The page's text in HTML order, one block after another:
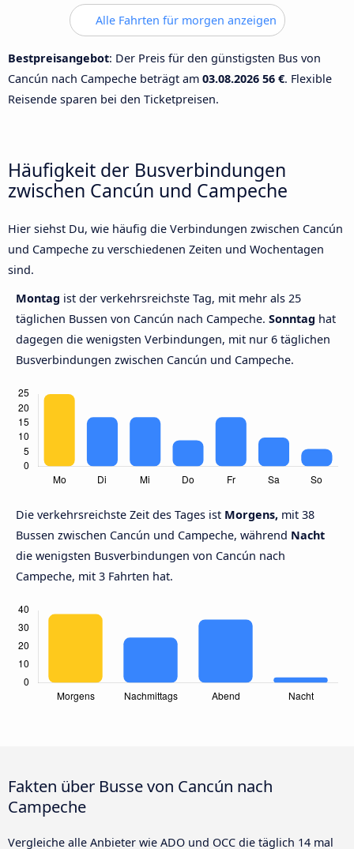
Alle Fahrten für morgen anzeigen
Bestpreisangebot: Der Preis für den günstigsten Bus von
Cancún nach Campeche beträgt am 03.08.2026 56 €. Flexible
Reisende sparen bei den Ticketpreisen.
Häufigkeit der Busverbindungen
zwischen Cancún und Campeche
Hier siehst Du, wie häufig die Verbindungen zwischen Cancún
und Campeche zu verschiedenen Zeiten und Wochentagen
sind.
Montag ist der verkehrsreichste Tag, mit mehr als 25
täglichen Bussen von Cancún nach Campeche. Sonntag hat
dagegen die wenigsten Verbindungen, mit nur 6 täglichen
Busverbindungen zwischen Cancún und Campeche.
Die verkehrsreichste Zeit des Tages ist Morgens, mit 38
Bussen zwischen Cancún und Campeche, während Nacht
die wenigsten Busverbindungen von Cancún nach
Campeche, mit 3 Fahrten hat.
Fakten über Busse von Cancún nach
Campeche
Vergleiche alle Anbieter wie ADO und OCC die täglich 14 mal